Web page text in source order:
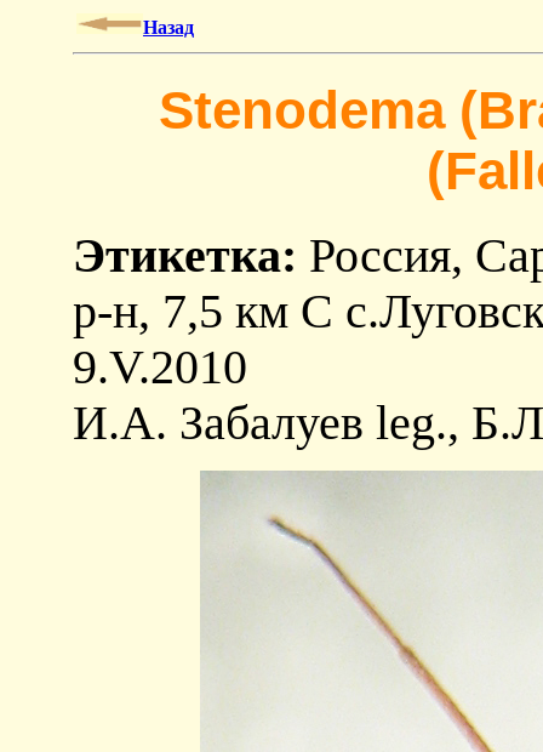
Назад
Stenodema
Этикетка: Россия,
р-н, 7,5 км C
9.V.2010
И.А. Забалуев leg.,